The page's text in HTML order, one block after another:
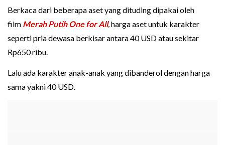
Berkaca dari beberapa aset yang dituding dipakai oleh
film Merah Putih One for All,harga aset untuk karakter
seperti pria dewasa berkisar antara 40 USD atau sekitar
Rp650 ribu.
Lalu ada karakter anak-anak yang dibanderol dengan harga
sama yakni 40 USD.